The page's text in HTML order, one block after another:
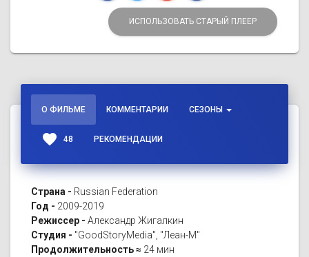
ИСПОЛЬЗОВАТЬ СТАРЫЙ ПЛЕЕР
О ФИЛЬМЕ КОММЕНТАРИИ СЕЗОНЫ
favorite 48 РЕКОМЕНДАЦИИ
Страна - Russian Federation
Год - 2009-2019
Режиссер - Александр Жигалкин
Студия - "GoodStoryMedia", "Леан-М"
Продолжительность ≈ 24 мин